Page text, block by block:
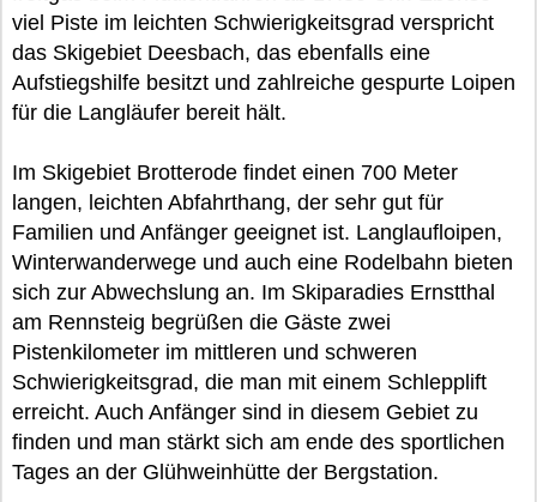
viel Piste im leichten Schwierigkeitsgrad verspricht
das Skigebiet Deesbach, das ebenfalls eine
Aufstiegshilfe besitzt und zahlreiche gespurte Loipen
für die Langläufer bereit hält.
Im Skigebiet Brotterode findet einen 700 Meter
langen, leichten Abfahrthang, der sehr gut für
Familien und Anfänger geeignet ist. Langlaufloipen,
Winterwanderwege und auch eine Rodelbahn bieten
sich zur Abwechslung an. Im Skiparadies Ernstthal
am Rennsteig begrüßen die Gäste zwei
Pistenkilometer im mittleren und schweren
Schwierigkeitsgrad, die man mit einem Schlepplift
erreicht. Auch Anfänger sind in diesem Gebiet zu
finden und man stärkt sich am ende des sportlichen
Tages an der Glühweinhütte der Bergstation.